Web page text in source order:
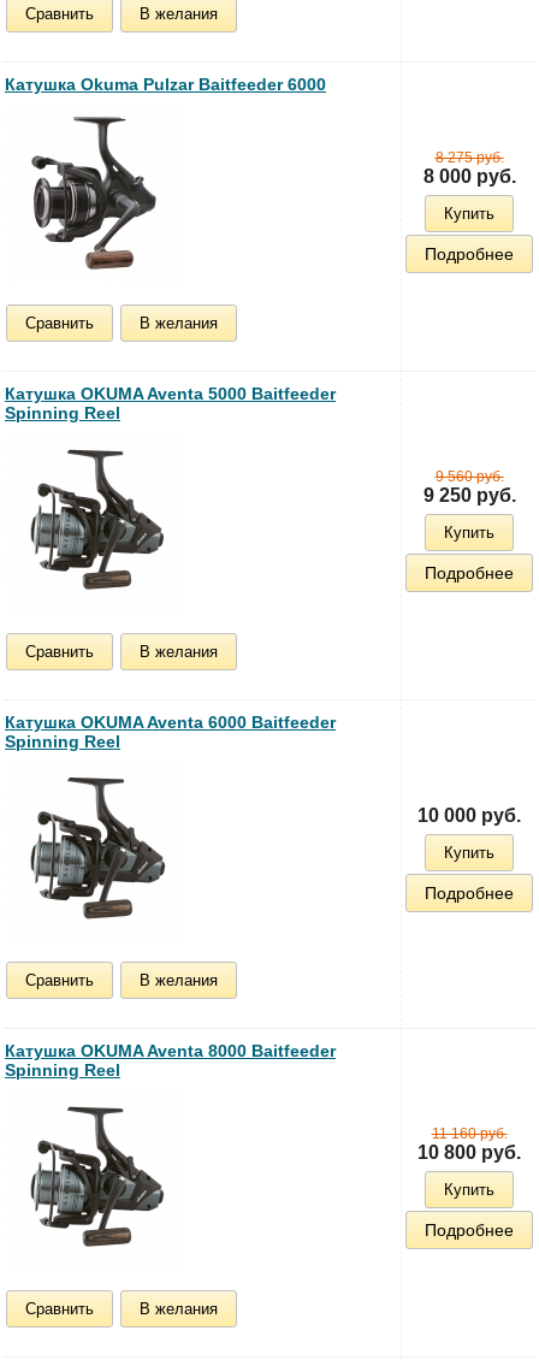
Сравнить В желания
Катушка Okuma Pulzar Baitfeeder 6000
Сравнить В желания
8 275 руб.
8 000 руб.
Купить
Подробнее
Катушка OKUMA Aventa 5000 Baitfeeder
Spinning Reel
Сравнить В желания
9 560 руб.
9 250 руб.
Купить
Подробнее
Катушка OKUMA Aventa 6000 Baitfeeder
Spinning Reel
Сравнить В желания
10 000 руб.
Купить
Подробнее
Катушка OKUMA Aventa 8000 Baitfeeder
Spinning Reel
Сравнить В желания
11 160 руб.
10 800 руб.
Купить
Подробнее